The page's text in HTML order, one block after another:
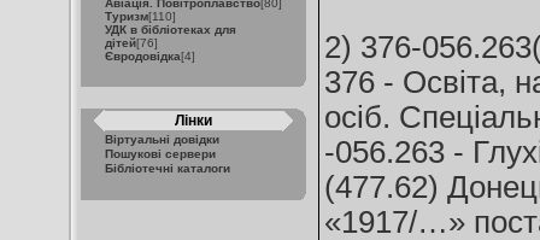
Авіація. Повітроплавство[80]
Туризм[110]
УДК в бібліотеках для
дітей[76]
Євродовідка[4]
Лінки
Віртуальні довідки
Пошукові сервери
Бібліотечні каталоги
2) 376-
376 - Освіта,
осіб.
-056.263 -
(477.62)
«1917/…»